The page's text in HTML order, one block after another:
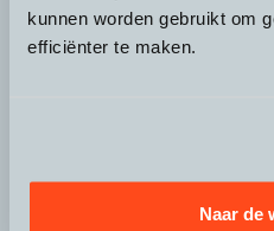
kunnen worden gebruikt om
efficiënter te maken.
Naar de
Over QicQ
Productgroepen